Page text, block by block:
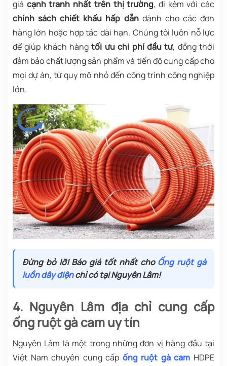
giá cạnh tranh nhất trên thị trường, đi kèm với các
chính sách chiết khấu hấp dẫndành cho các đơn
hàng lớn hoặc hợp tác dài hạn. Chúng tôi luôn nỗ lực
để giúp khách hàngtối ưu chi phí đầu tư, đồng thời
đảm bảo chất lượng sản phẩm và tiến độ cung cấp cho
mọi dự án, từ quy mô nhỏ đến công trình công nghiệp
lớn.
Đừng bỏ lỡ! Báo giá tốt nhất cho Ống ruột gà
luồn dây điệnchỉ có tại Nguyên Lâm!
4. Nguyên Lâm địa chỉ cung cấp
ống ruột gà cam uy tín
Nguyên Lâm là một trong những đơn vị hàng đầu tại
Việt Nam chuyên cung cấp ống ruột gà cam HDPE